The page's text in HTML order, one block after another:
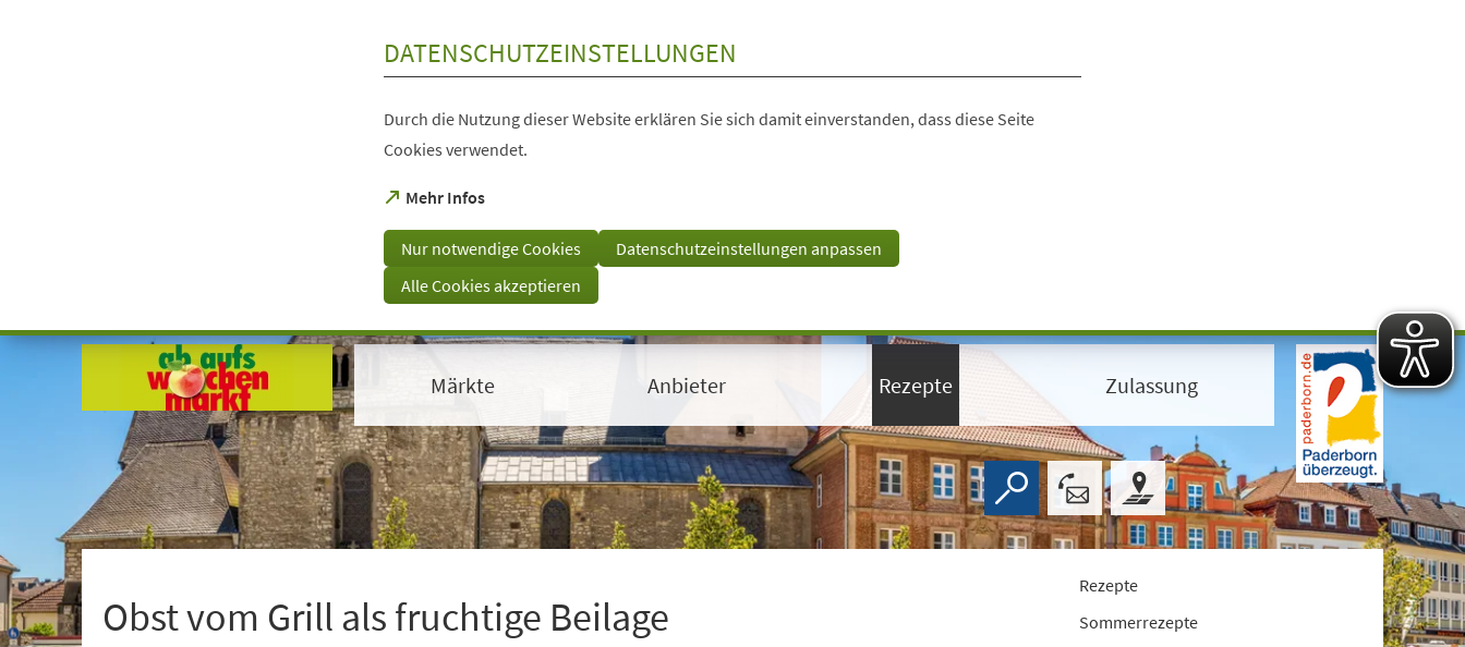
Visuelle
DATENSCHUTZEINSTELLUNGEN
Durch die Nutzung dieser Website erklären Sie sich damit einverstanden, dass diese Seite
Cookies verwendet.
Mehr Infos
(Öffnet
einem
neuen
Tab)
Nur notwendige Cookies
Datenschutzeinstellungen anpassen
Alle Cookies akzeptieren
Märkte Anbieter Rezepte Zulassung
Obst vom Grill als fruchtige Beilage
Rezepte
Sommerrezepte